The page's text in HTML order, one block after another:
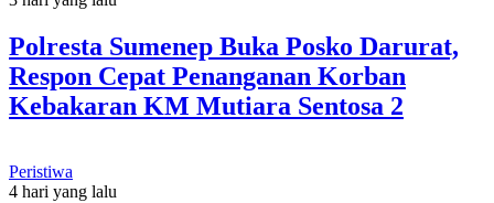
Polresta Sumenep Buka Posko Darurat,
Respon Cepat Penanganan Korban
Kebakaran KM Mutiara Sentosa 2
Peristiwa
4 hari yang lalu